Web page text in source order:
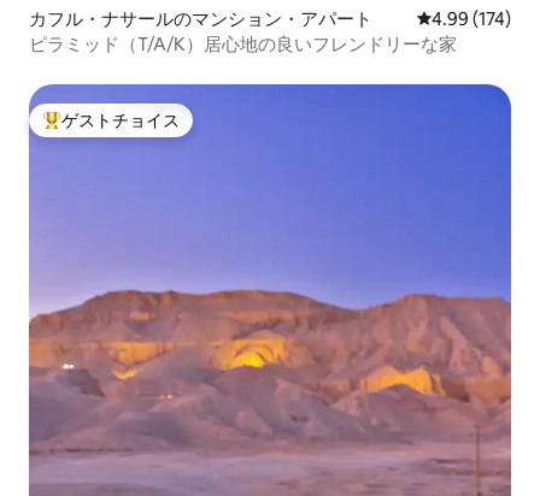
カフル・ナサールのマンション・アパート レビュー174
4.99 (174)
ピラミッド（T/A/K）居心地の良いフレンドリーな家
大好評のゲストチョイスです。
ゲストチョイス